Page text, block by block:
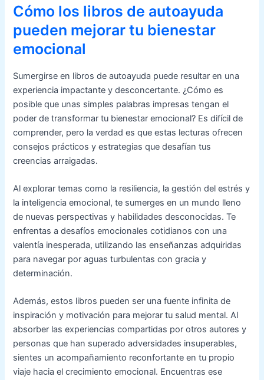
Cómo los libros de autoayuda
pueden mejorar tu bienestar
emocional
Sumergirse en libros de autoayuda puede resultar en una
experiencia impactante y desconcertante. ¿Cómo es
posible que unas simples palabras impresas tengan el
poder de transformar tu bienestar emocional? Es difícil de
comprender, pero la verdad es que estas lecturas ofrecen
consejos prácticos y estrategias que desafían tus
creencias arraigadas.
Al explorar temas como la resiliencia, la gestión del estrés y
la inteligencia emocional, te sumerges en un mundo lleno
de nuevas perspectivas y habilidades desconocidas. Te
enfrentas a desafíos emocionales cotidianos con una
valentía inesperada, utilizando las enseñanzas adquiridas
para navegar por aguas turbulentas con gracia y
determinación.
Además, estos libros pueden ser una fuente infinita de
inspiración y motivación para mejorar tu salud mental. Al
absorber las experiencias compartidas por otros autores y
personas que han superado adversidades insuperables,
sientes un acompañamiento reconfortante en tu propio
viaje hacia el crecimiento emocional. Encuentras ese